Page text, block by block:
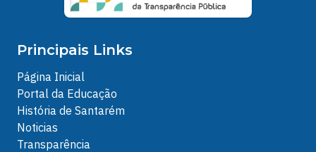
Principais Links
Página Inicial
Portal da Educação
História de Santarém
Noticias
Transparência